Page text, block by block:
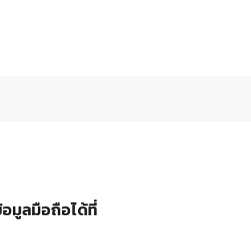
มูลมือถือได้ที่